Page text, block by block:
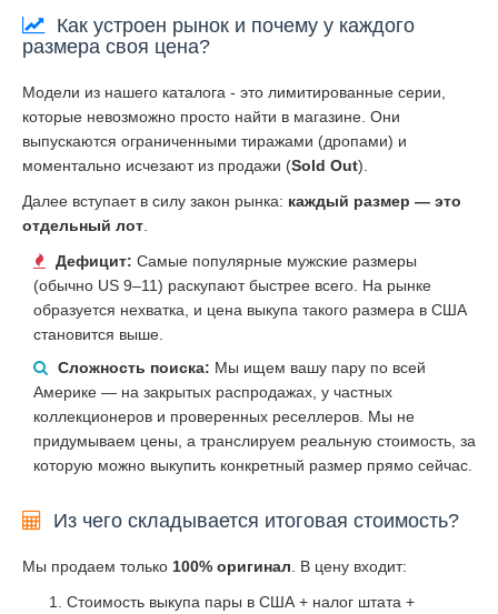
Как устроен рынок и почему у каждого
размера своя цена?
Модели из нашего каталога - это лимитированные серии,
которые невозможно просто найти в магазине. Они
выпускаются ограниченными тиражами (дропами) и
моментально исчезают из продажи (Sold Out).
Далее вступает в силу закон рынка: каждый размер — это
отдельный лот
Дефицит: Самые популярные мужские размеры
(обычно US 9–11) раскупают быстрее всего. На рынке
образуется нехватка, и цена выкупа такого размера в США
становится выше.
Сложность поиска: Мы ищем вашу пару по всей
Америке — на закрытых распродажах, у частных
коллекционеров и проверенных реселлеров. Мы не
придумываем цены, а транслируем реальную стоимость, за
которую можно выкупить конкретный размер прямо сейчас.
Из чего складывается итоговая стоимость?
Мы продаем только 100% оригинал . В цену входит:
Стоимость выкупа пары в США + налог штата +